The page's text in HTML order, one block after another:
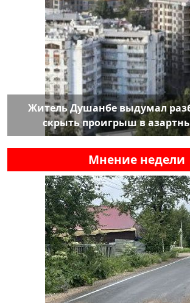
Житель Душанбе выдумал
скрыть проигрыш в
Мнение недели